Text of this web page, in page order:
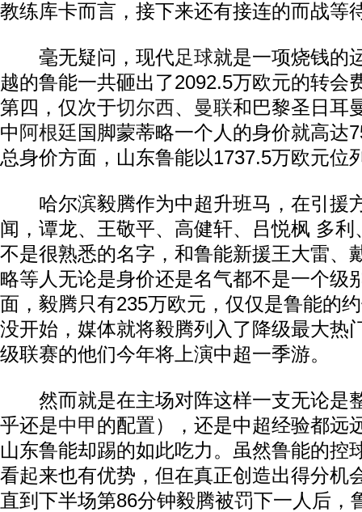
教练库卡而言，接下来还有接连的而战等
毫无疑问，现代足球就是一项烧钱的
越的鲁能一共砸出了2092.5万欧元的转会
第四，仅次于切尔西、 曼联和巴黎圣日耳
中 阿根廷国脚蒙蒂略一个人的身价就高达
总身价方面，山东鲁能以1737.5万欧元位
哈尔滨毅腾作为中超升班马，在引援
闻，谭龙、王敬平、高健轩、吕悦枫 多
不是很熟悉的名字，和鲁能新援王大雷、
略等人无论是身价还是名气都不是一个级
面，毅腾只有235万欧元，仅仅是鲁能的
没开始，媒体就将毅腾列入了降级最大热
级联赛的他们今年将上演中超一季游。
然而就是在主场对阵这样一支无论是
乎还是中甲的配置），还是中超经验都远
山东鲁能却踢的如此吃力。虽然鲁能的控
看起来也有优势，但在真正创造出得分机
直到下半场第86分钟毅腾被罚下一人后，